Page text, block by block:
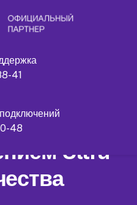
41
48
дом 8
Ultra